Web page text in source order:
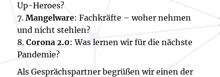
Up-Heroes?
7. Mangelware: Fachkräfte – woher nehmen
und nicht stehlen?
8. Corona 2.0: Was lernen wir für die nächste
Pandemie?
Als Gesprächspartner begrüßen wir einen der